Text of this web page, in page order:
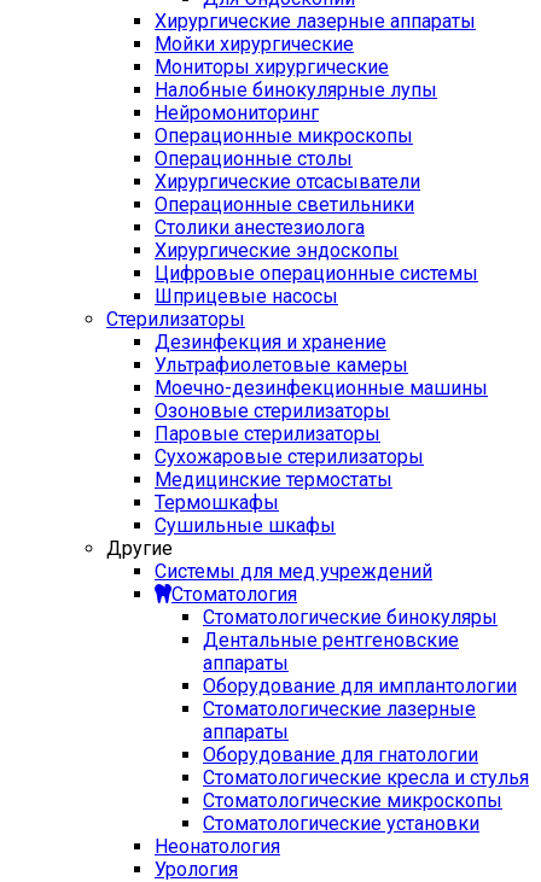
Хирургические лазерные аппараты
Мойки хирургические
Мониторы хирургические
Налобные бинокулярные лупы
Нейромониторинг
Операционные микроскопы
Операционные столы
Хирургические отсасыватели
Операционные светильники
Столики анестезиолога
Хирургические эндоскопы
Цифровые операционные системы
Шприцевые насосы
Стерилизаторы
Дезинфекция и хранение
Ультрафиолетовые камеры
Моечно-дезинфекционные машины
Озоновые стерилизаторы
Паровые стерилизаторы
Сухожаровые стерилизаторы
Медицинские термостаты
Термошкафы
Сушильные шкафы
Другие
Системы для мед учреждений
Стоматология
Стоматологические бинокуляры
Дентальные рентгеновские
аппараты
Оборудование для имплантологии
Стоматологические лазерные
аппараты
Оборудование для гнатологии
Стоматологические кресла и стулья
Стоматологические микроскопы
Стоматологические установки
Неонатология
Урология